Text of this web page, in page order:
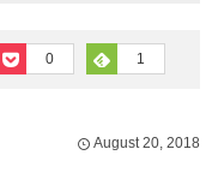
0 1
August 20, 2018